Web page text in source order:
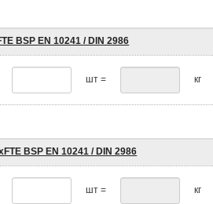
BSP EN 10241 / DIN 2986
шт = кг
BSP EN 10241 / DIN 2986
шт = кг